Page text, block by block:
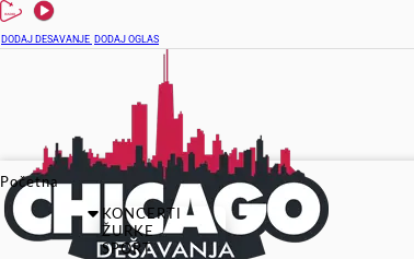
DODAJ DESAVANJE DODAJ OGLAS
Početna
KONCERTI
ŽURKE
SPORT